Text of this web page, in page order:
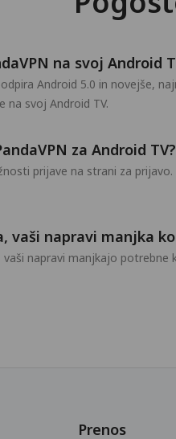
na svoj Android
Android 5.0 in novejše,
na svoj Android TV.
za Android TV?
prijave na strani za
vaši napravi manjka
vaši napravi manjkajo
Prenos